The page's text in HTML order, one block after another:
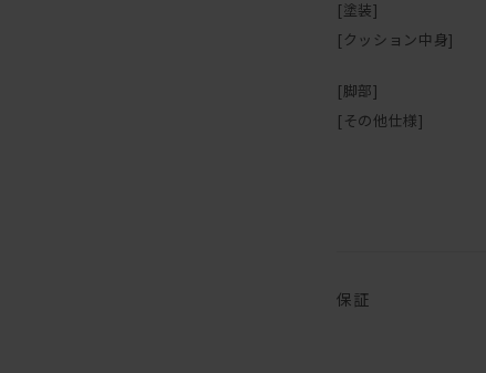
[塗装]
[クッション中身]
[脚部]
[その他仕様]
保証